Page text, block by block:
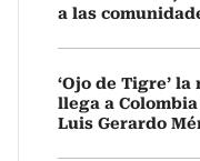
a las
‘Ojo de Tigre’
llega a
Luis Gerardo